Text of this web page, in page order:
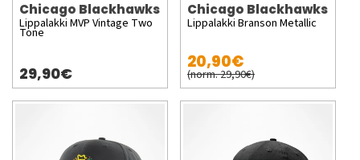
Chicago Blackhawks
Lippalakki MVP Vintage Two
Tone
29,90€
Chicago Blackhawks
Lippalakki Branson Metallic
20,90€
(norm. 29,90€)